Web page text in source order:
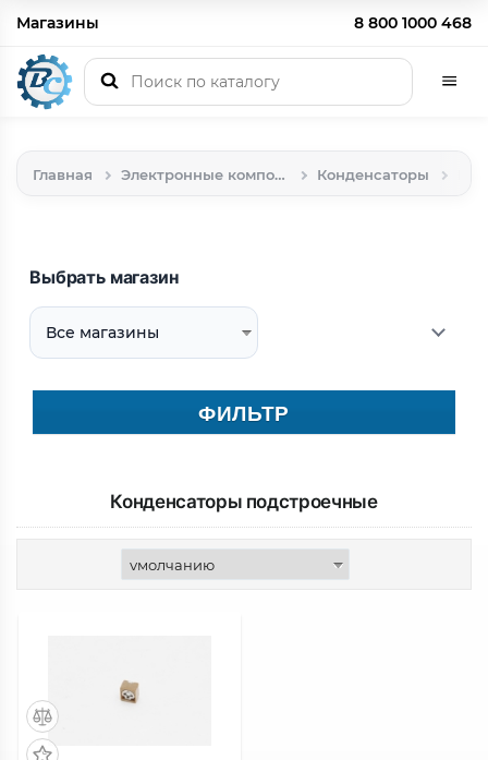
Магазины 8 800 1000 468
Главная Электронные компоненты, радиодетали Конденсаторы
Выбрать магазин
ФИЛЬТР
Конденсаторы подстроечные